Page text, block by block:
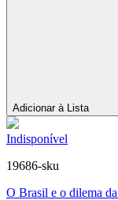
Adicionar à Lista
Indisponível
19686-sku
O Brasil e o dilema